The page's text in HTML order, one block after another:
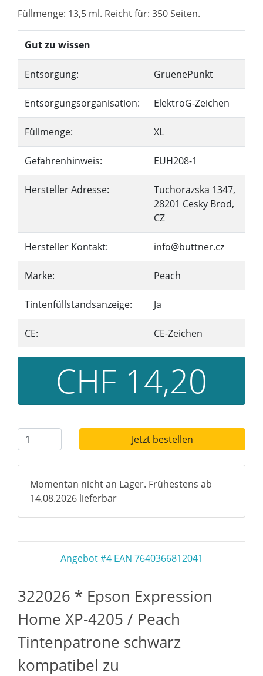
Füllmenge: 13,5 ml. Reicht für: 350 Seiten.
Gut zu wissen
Entsorgung: GruenePunkt
Entsorgungsorganisation: ElektroG-Zeichen
Füllmenge: XL
Gefahrenhinweis: EUH208-1
Hersteller Adresse:
Tuchorazska 1347,
28201 Cesky Brod,
CZ
Hersteller Kontakt: info@buttner.cz
Marke: Peach
Tintenfüllstandsanzeige: Ja
CE: CE-Zeichen
CHF 14,20
Jetzt bestellen
Momentan nicht an Lager. Frühestens ab
14.08.2026 lieferbar
Angebot #4 EAN 7640366812041
322026 * Epson Expression
Home XP-4205 / Peach
Tintenpatrone schwarz
kompatibel zu